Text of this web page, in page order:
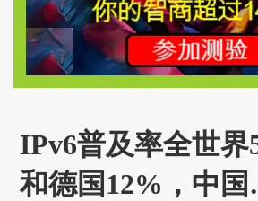
IPv6普及率全世界
和德国12%，中